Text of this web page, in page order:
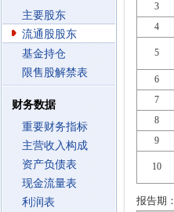
主要股东
流通股股东
基金持仓
限售股解禁表
财务数据
重要财务指标
主营收入构成
资产负债表
现金流量表
利润表
3
4
5
6
7
8
9
10
报告期：